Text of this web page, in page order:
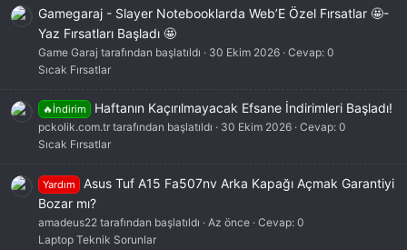
Gamegaraj - Slayer Notebooklarda Web’E Özel Fırsatlar 🤩-
Yaz Fırsatları Başladı 🤩
Game Garaj tarafından başlatıldı 30 Ekim 2026 Cevap: 0
Sıcak Fırsatlar
🔥İndirim Haftanın Kaçırılmayacak Efsane İndirimleri Başladı!
pckolik.com.tr tarafından başlatıldı 30 Ekim 2026 Cevap: 0
Sıcak Fırsatlar
Yardım
Asus Tuf A15 Fa507nv Arka Kapağı Açmak Garantiyi
Bozar mı?
amadeus22 tarafından başlatıldı Az önce Cevap: 0
Laptop Teknik Sorunlar